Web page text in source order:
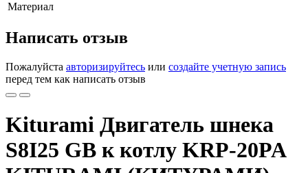
Материал
Написать отзыв
Пожалуйста авторизируйтесь или создайте учетную запись
перед тем как написать отзыв
Kiturami Двигатель шнека
S8I25 GB к котлу KRP-20PA